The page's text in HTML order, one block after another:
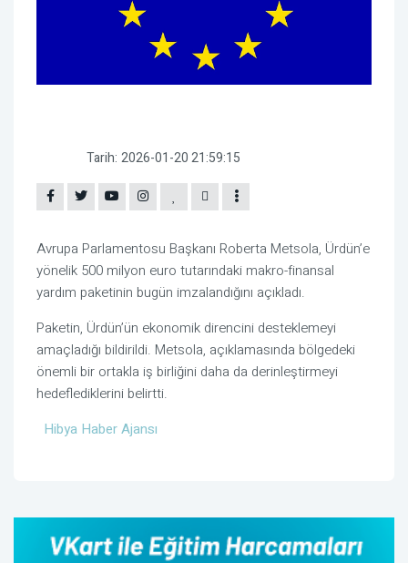
Tarih: 2026-01-20 21:59:15
Avrupa Parlamentosu Başkanı Roberta Metsola, Ürdün’e
yönelik 500 milyon euro tutarındaki makro-finansal
yardım paketinin bugün imzalandığını açıkladı.
Paketin, Ürdün’ün ekonomik direncini desteklemeyi
amaçladığı bildirildi. Metsola, açıklamasında bölgedeki
önemli bir ortakla iş birliğini daha da derinleştirmeyi
hedeflediklerini belirtti.
Hibya Haber Ajansı